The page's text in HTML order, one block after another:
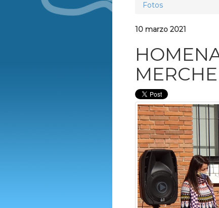
Fotos
10 marzo 2021
MERCHE